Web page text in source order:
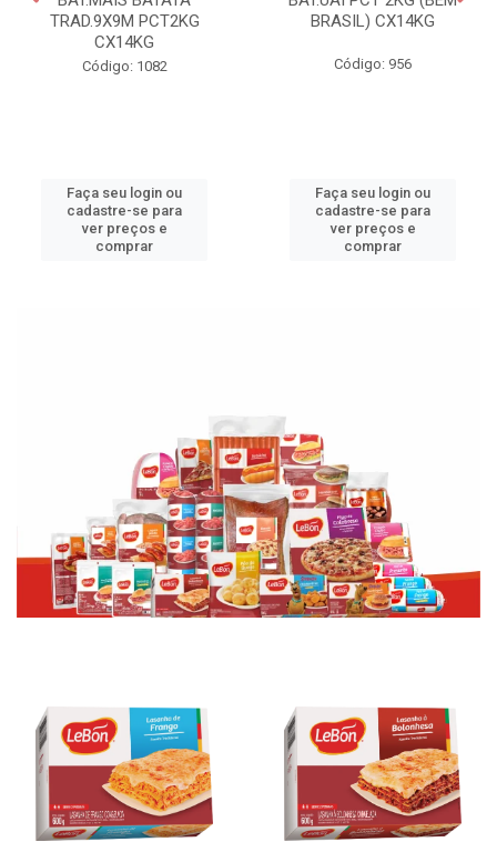
TRAD.9X9M PCT2KG
CX14KG
Código: 1082
Faça seu login ou
cadastre-se para
ver preços e
comprar
BRASIL) CX14KG
Código: 956
Faça seu login ou
cadastre-se para
ver preços e
comprar